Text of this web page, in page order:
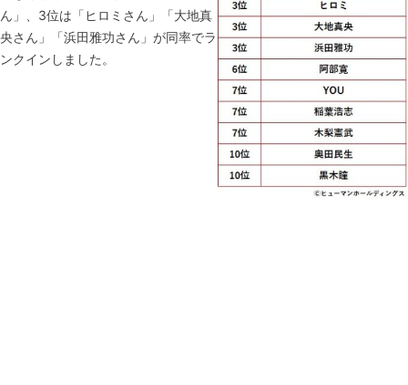
ん」、3位は「ヒロミさん」「大地真
央さん」「浜田雅功さん」が同率でラ
ンクインしました。